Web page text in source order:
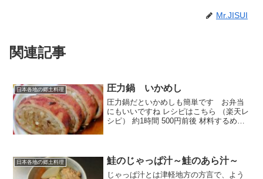
Mr.JISUI
関連記事
日本各地の郷土料理 圧力鍋 いかめし
圧力鍋だといかめしも簡単です お弁当
にもいいですね レシピはこちら （楽天レ
シピ） 約1時間 500円前後 材料するめい
日本各地の郷土料理 鮭のじゃっぱ汁～鮭のあら汁～
じゃっぱ汁とは津軽地方の方言で、よう